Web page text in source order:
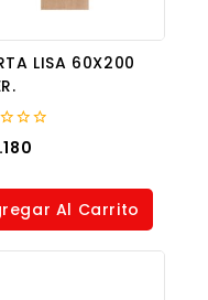
LISA 60X200
Al Carrito